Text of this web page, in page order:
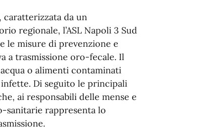
caratterizzata da un
regionale, l’ASL Napoli 3 Sud
le misure di prevenzione e
a trasmissione oro-fecale. Il
o alimenti contaminati
Di seguito le principali
ai responsabili delle mense e
sanitarie rappresenta lo